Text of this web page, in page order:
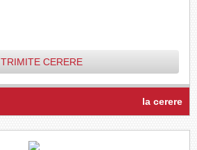
TRIMITE CERERE
la cerere